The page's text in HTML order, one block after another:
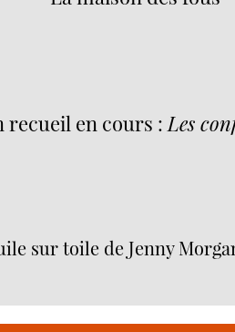
recueil en cours :Les
sur toile de Jenny